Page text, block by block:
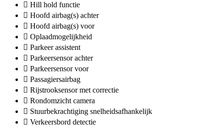
Hill hold functie
Hoofd airbag(s) achter
Hoofd airbag(s) voor
Oplaadmogelijkheid
Parkeer assistent
Parkeersensor achter
Parkeersensor voor
Passagiersairbag
Rijstrooksensor met correctie
Rondomzicht camera
Stuurbekrachtiging snelheidsafhankelijk
Verkeersbord detectie